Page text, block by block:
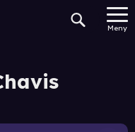
Meny